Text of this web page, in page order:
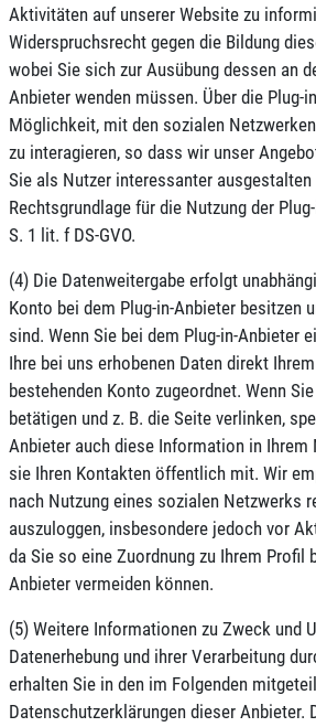
Aktivitäten auf unserer Website zu
Widerspruchsrecht gegen die Bildung
wobei Sie sich zur Ausübung dessen an
Anbieter wenden müssen. Über die Plug-
Möglichkeit, mit den sozialen
zu interagieren, so dass wir unser
Sie als Nutzer interessanter ausgestalten
Rechtsgrundlage für die Nutzung der
S. 1 lit. f DS-GVO.
(4) Die Datenweitergabe erfolgt
Konto bei dem Plug-in-Anbieter besitzen
sind. Wenn Sie bei dem Plug-in-Anbieter
Ihre bei uns erhobenen Daten direkt
bestehenden Konto zugeordnet. Wenn
betätigen und z. B. die Seite verlinken,
Anbieter auch diese Information in
sie Ihren Kontakten öffentlich mit. Wir
nach Nutzung eines sozialen Netzwerks
auszuloggen, insbesondere jedoch vor
da Sie so eine Zuordnung zu Ihrem Profil
Anbieter vermeiden können.
(5) Weitere Informationen zu Zweck und
Datenerhebung und ihrer Verarbeitung
erhalten Sie in den im Folgenden
Datenschutzerklärungen dieser Anbieter.